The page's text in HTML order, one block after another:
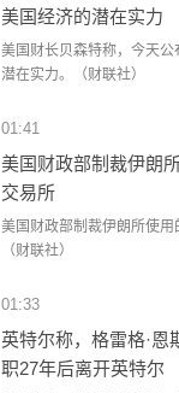
美国经济的潜在实力
美国财长贝森特称，今天
潜在实力。（财联社）
01:41
美国财政部制裁伊朗
交易所
美国财政部制裁伊朗所使用
（财联社）
01:33
英特尔称，格雷格·恩
职27年后离开英特尔